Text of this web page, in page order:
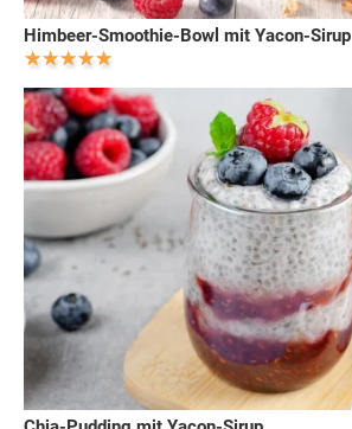
Himbeer-Smoothie-Bowl mit Yacon-Sirup